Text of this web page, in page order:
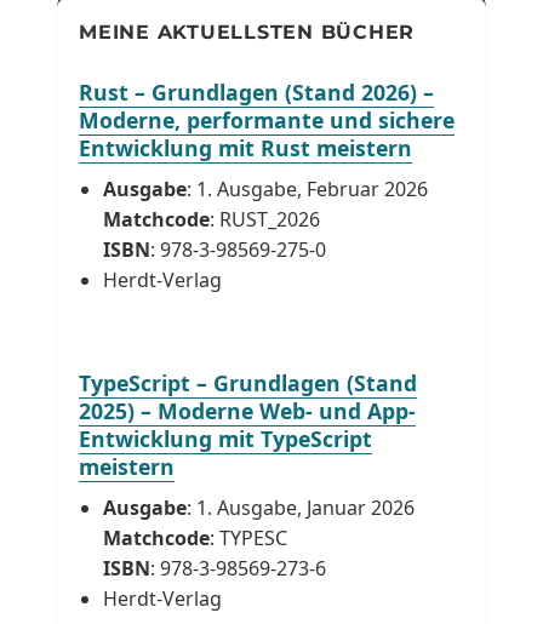
MEINE AKTUELLSTEN BÜCHER
Rust – Grundlagen (Stand 2026) –
Moderne, performante und sichere
Entwicklung mit Rust meistern
Ausgabe: 1. Ausgabe, Februar 2026
Matchcode: RUST_2026
ISBN: 978-3-98569-275-0
Herdt-Verlag
TypeScript – Grundlagen (Stand
2025) – Moderne Web- und App-
Entwicklung mit TypeScript
meistern
Ausgabe: 1. Ausgabe, Januar 2026
Matchcode: TYPESC
ISBN: 978-3-98569-273-6
Herdt-Verlag